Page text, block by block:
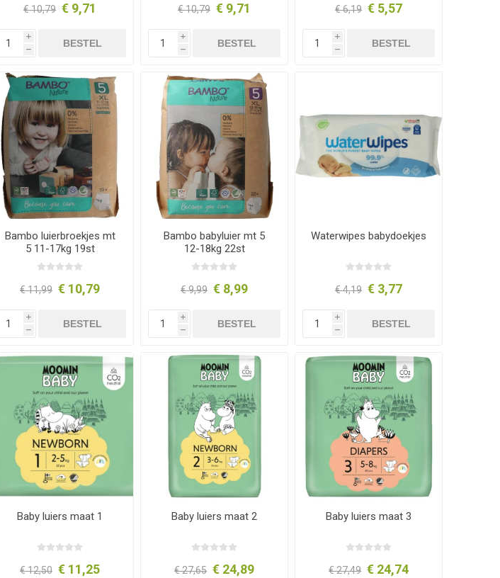
€ 10,79 € 9,71
i
h
BESTEL
€ 10,79 € 9,71
i
h
BESTEL
€ 6,19 € 5,57
i
h
BESTEL
Bambo luierbroekjes mt
5 11-17kg 19st
€ 11,99 € 10,79
i
h
BESTEL
Bambo babyluier mt 5
12-18kg 22st
€ 9,99 € 8,99
i
h
BESTEL
Waterwipes babydoekjes
€ 4,19 € 3,77
i
h
BESTEL
Baby luiers maat 1
€ 12,50 € 11,25
Baby luiers maat 2
€ 27,65 € 24,89
Baby luiers maat 3
€ 27,49 € 24,74